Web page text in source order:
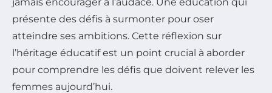
présente des défis à surmonter pour oser
atteindre ses ambitions. Cette réflexion sur
l’héritage éducatif est un point crucial à aborder
pour comprendre les défis que doivent relever les
femmes aujourd’hui.